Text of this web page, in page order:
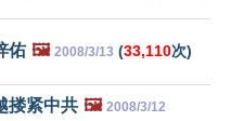
佑 🖼️ 2008/3/13 (33,110次)
搂紧中共 🖼️ 2008/3/12